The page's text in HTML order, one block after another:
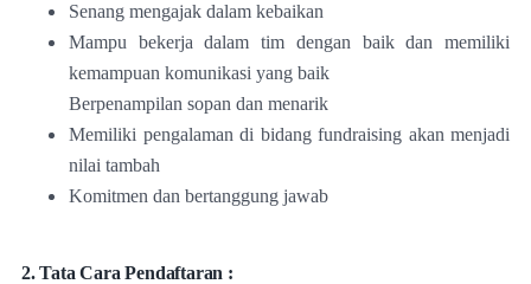
Senang mengajak dalam kebaikan
Mampu bekerja dalam tim dengan baik dan memiliki
kemampuan komunikasi yang baik
Berpenampilan sopan dan menarik
Memiliki pengalaman di bidang fundraising akan menjadi
nilai tambah
Komitmen dan bertanggung jawab
2. Tata Cara Pendaftaran :